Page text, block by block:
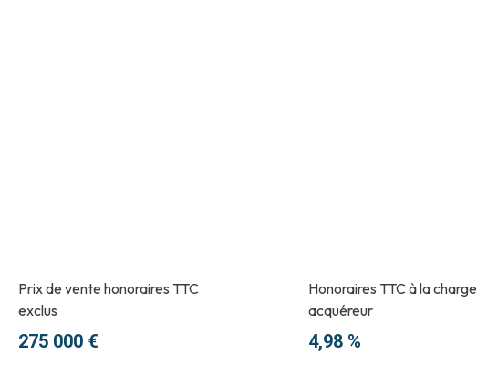
Prix de vente honoraires TTC
exclus
275 000 €
Honoraires TTC à la charge
acquéreur
4,98 %